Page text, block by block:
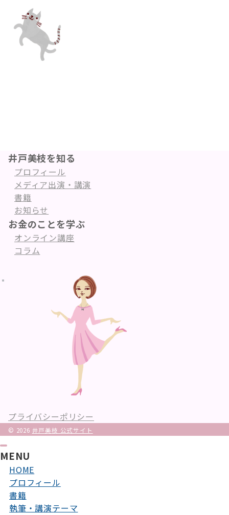
ジ
井戸美枝を知る
プロフィール
メディア出演・講演
書籍
お知らせ
お金のことを学ぶ
オンライン講座
コラム
プライバシーポリシー
© 2026 井戸美枝 公式サイト
MENU
HOME
プロフィール
書籍
執筆・講演テーマ